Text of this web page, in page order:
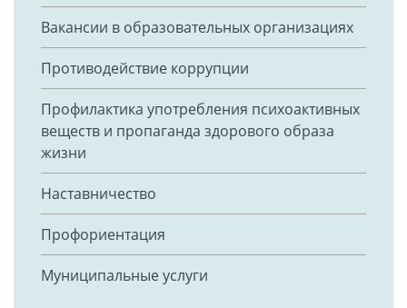
Вакансии в образовательных организациях
Противодействие коррупции
Профилактика употребления психоактивных
веществ и пропаганда здорового образа
жизни
Наставничество
Профориентация
Муниципальные услуги